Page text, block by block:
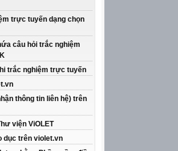
trực tuyến dạng chọn
câu hỏi trắc nghiệm
trắc nghiệm trực tuyến
thông tin liên hệ) trên
viện ViOLET
dục trên violet.vn